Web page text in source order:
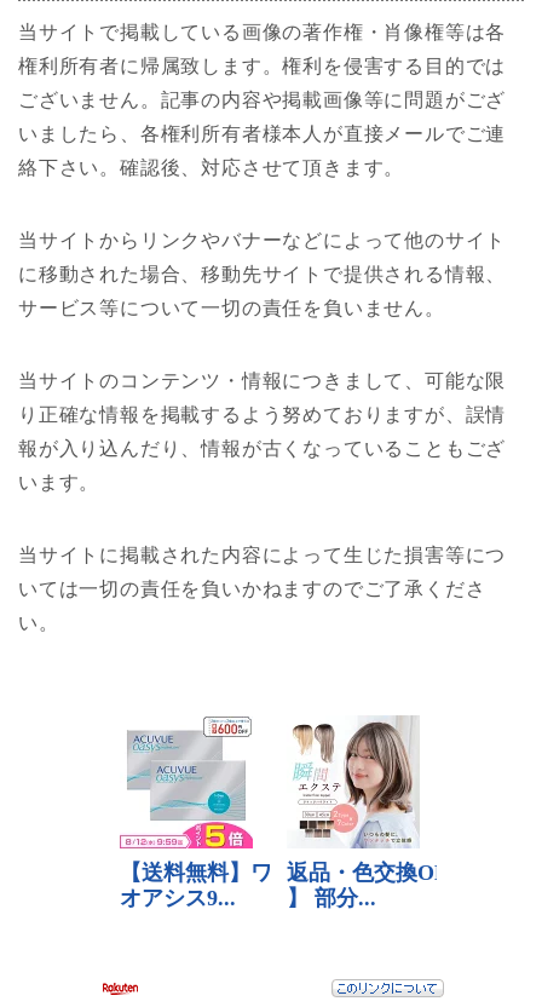
当サイトで掲載している画像の著作権・肖像権等は各
権利所有者に帰属致します。権利を侵害する目的では
ございません。記事の内容や掲載画像等に問題がござ
いましたら、各権利所有者様本人が直接メールでご連
絡下さい。確認後、対応させて頂きます。
当サイトからリンクやバナーなどによって他のサイト
に移動された場合、移動先サイトで提供される情報、
サービス等について一切の責任を負いません。
当サイトのコンテンツ・情報につきまして、可能な限
り正確な情報を掲載するよう努めておりますが、誤情
報が入り込んだり、情報が古くなっていることもござ
います。
当サイトに掲載された内容によって生じた損害等につ
いては一切の責任を負いかねますのでご了承くださ
い。